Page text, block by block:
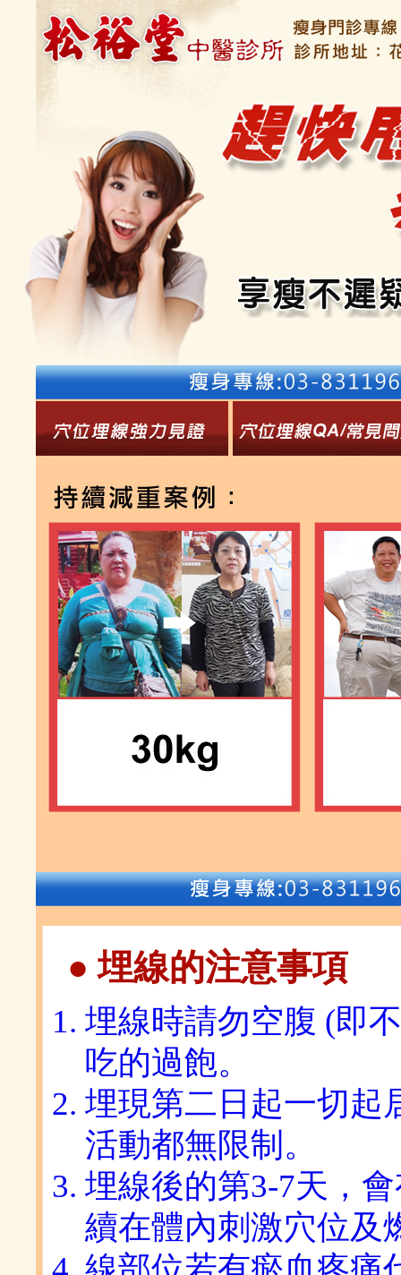
● 埋線的注意事項
埋線時請勿空腹 (即
吃的過飽。
埋現第二日起一切起
活動都無限制。
埋線後的第3-7天，
續在體內刺激穴位及